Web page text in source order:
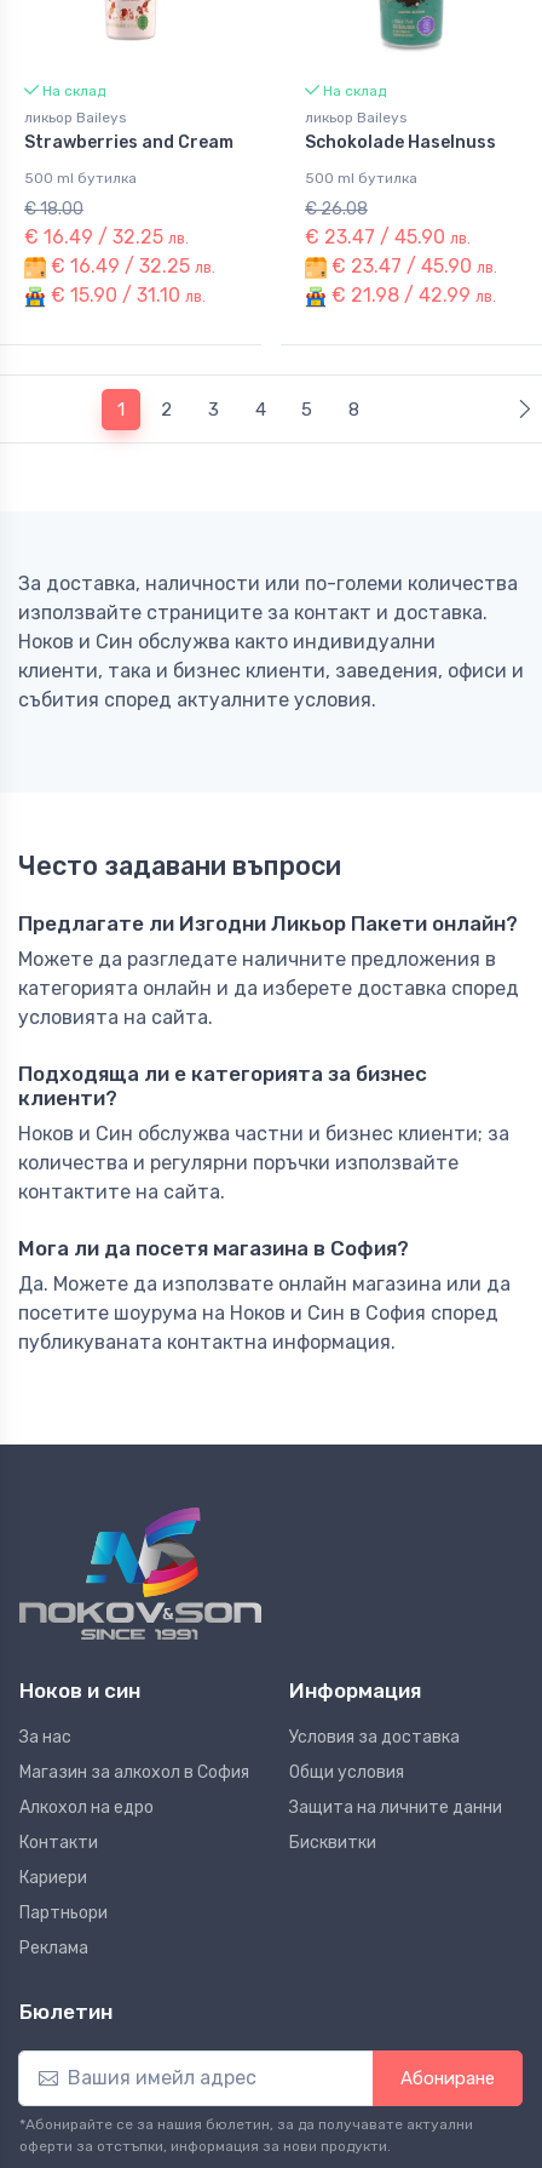
На склад
ликьор Baileys
Strawberries and Cream
500 ml бутилка
€ 18.00
€ 16.49 / 32.25 лв.
€ 16.49 / 32.25 лв.
€ 15.90 / 31.10 лв.
На склад
ликьор Baileys
Schokolade Haselnuss
500 ml бутилка
€ 26.08
€ 23.47 / 45.90 лв.
€ 23.47 / 45.90 лв.
€ 21.98 / 42.99 лв.
1 (current)
2 3 4 5 8
За доставка, наличности или по-големи количества
използвайте страниците за контакт и доставка.
Ноков и Син обслужва както индивидуални
клиенти, така и бизнес клиенти, заведения, офиси и
събития според актуалните условия.
Често задавани въпроси
Предлагате ли Изгодни Ликьор Пакети онлайн?
Можете да разгледате наличните предложения в
категорията онлайн и да изберете доставка според
условията на сайта.
Подходяща ли е категорията за бизнес
клиенти?
Ноков и Син обслужва частни и бизнес клиенти; за
количества и регулярни поръчки използвайте
контактите на сайта.
Мога ли да посетя магазина в София?
Да. Можете да използвате онлайн магазина или да
посетите шоурума на Ноков и Син в София според
публикуваната контактна информация.
Ноков и син
За нас
Магазин за алкохол в София
Алкохол на едро
Контакти
Кариери
Партньори
Реклама
Информация
Условия за доставка
Общи условия
Защита на личните данни
Бисквитки
Бюлетин
Абониране
*Абонирайте се за нашия бюлетин, за да получавате актуални
оферти за отстъпки, информация за нови продукти.